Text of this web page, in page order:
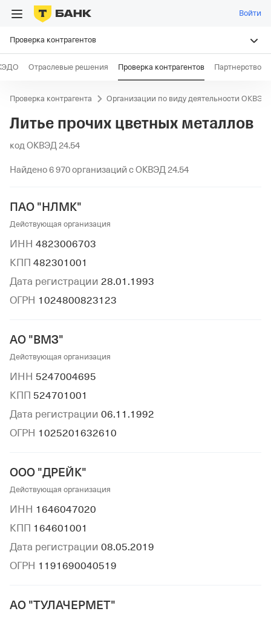
Войти
Проверка контрагентов
Отраслевые решения Проверка контрагентов Партнерство
Проверка контрагента Организации по виду деятельности ОКВЭД
Литье прочих цветных металлов
код ОКВЭД 24.54
Найдено 6 970 организаций с ОКВЭД 24.54
ПАО "НЛМК"
Действующая организация
ИНН 4823006703
КПП 482301001
Дата регистрации 28.01.1993
ОГРН 1024800823123
АО "ВМЗ"
Действующая организация
ИНН 5247004695
КПП 524701001
Дата регистрации 06.11.1992
ОГРН 1025201632610
ООО "ДРЕЙК"
Действующая организация
ИНН 1646047020
КПП 164601001
Дата регистрации 08.05.2019
ОГРН 1191690040519
АО "ТУЛАЧЕРМЕТ"